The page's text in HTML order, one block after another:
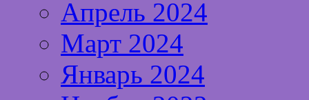
Апрель 2024
Март 2024
Январь 2024